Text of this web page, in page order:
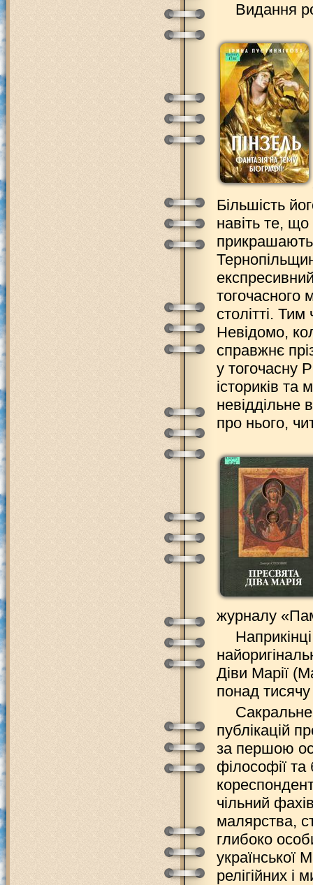
Видання
Більшість
навіть те,
прикрашають
тогочасного
столітті.
Невідомо,
справжнє
у тогочасну
істориків та
невіддільне
про нього,
жуpналу
Діви Марії
понад тисячу
публікацій
за першою
філософії
чільний
малярства,
глибоко
української
релігійних і